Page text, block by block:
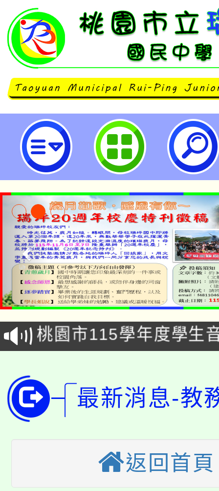
全國代理暨代課教師產業工會114
習3場次-桃園市立瑞坪國民中學
公告本校115學年度第
代理(課)教師甄選結果(
「2026金融保險知識
車」活動
桃園市115學年度學生
生本土語及新住民語歌
公告本校115學年度第
代理(課)教師甄選結果(
公告本校115學年度第
代理(課)教師甄選結果(
轉知中國文化大學推廣
程，歡迎學生輔導中心
縣市「校園短影音徵
桃園市115學年度學生
「桃園市補助參觀特色
最新消息-教
返回首頁